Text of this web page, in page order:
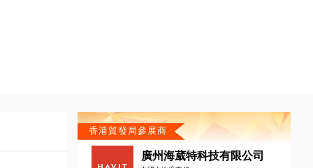
香港貿發局參展商
廣州海葳特科技有限公司